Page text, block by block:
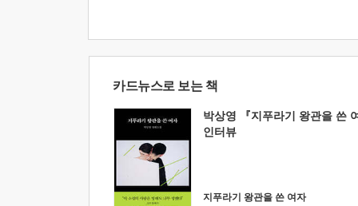
카드뉴스로 보는 책
박상영 『지푸라기 왕관을 쓴
인터뷰
지푸라기 왕관을 쓴 여자